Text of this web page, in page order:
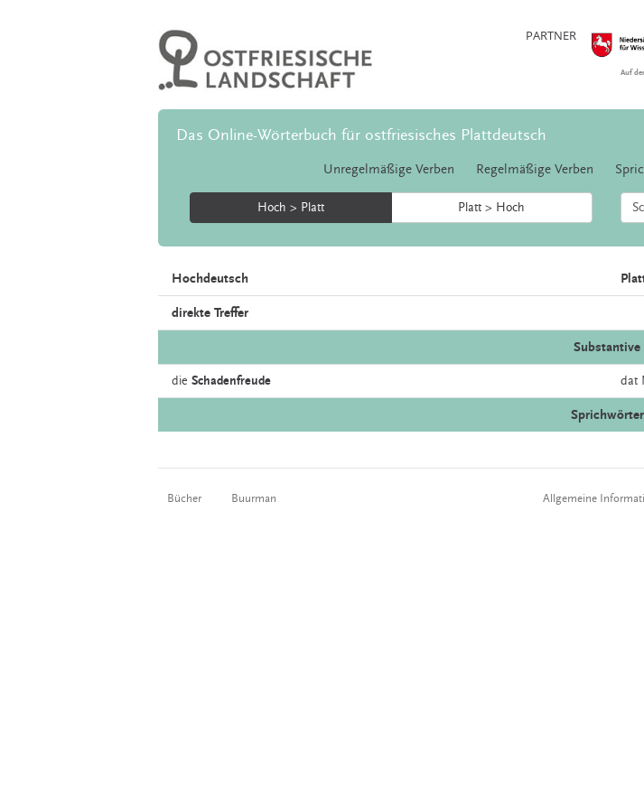
PARTNER
Auf
Das Online-Wörterbuch für ostfriesisches Plattdeutsch
Unregelmäßige Verben Regelmäßige Verben
Hoch > Platt Platt > Hoch
Hochdeutsch
direkte Treffer
Substantive
die Schadenfreude dat
Sprichwörter
Bücher Buurman Allgemeine